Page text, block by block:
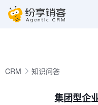
CRM 知识问答
集团型企